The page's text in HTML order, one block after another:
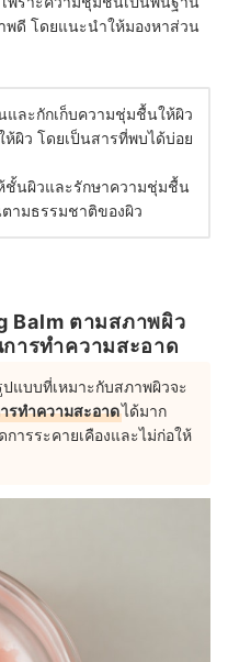
ดี โดยแนะนำให้มองหาส่วน
ละกักเก็บความชุ่มชื้นให้ผิว
ผิว โดยเป็นสารที่พบได้บ่อย
ชั้นผิวและรักษาความชุ่มชื้น
ามธรรมชาติของผิว
Balm ตามสภาพผิว
ารทำความสะอาด
ปแบบที่เหมาะกับสภาพผิวจะ
รทำความสะอาดได้มาก
การระคายเคืองและไม่ก่อให้